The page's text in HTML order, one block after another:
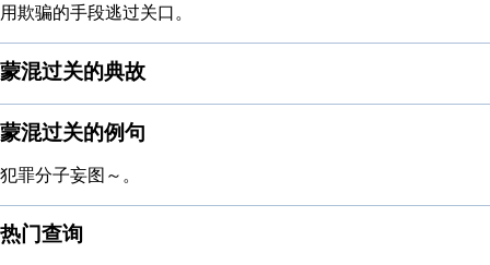
用欺骗的手段逃过关口。
蒙混过关的典故
蒙混过关的例句
犯罪分子妄图～。
热门查询